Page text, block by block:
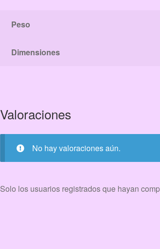
Peso
Dimensiones
Valoraciones
No hay valoraciones aún.
Solo los usuarios registrados que hayan